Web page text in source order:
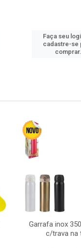
Faça seu
cadastre-se
comprar.
Garrafa inox
c/trava na